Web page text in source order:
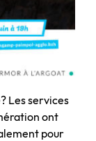
Les services
ont
pour